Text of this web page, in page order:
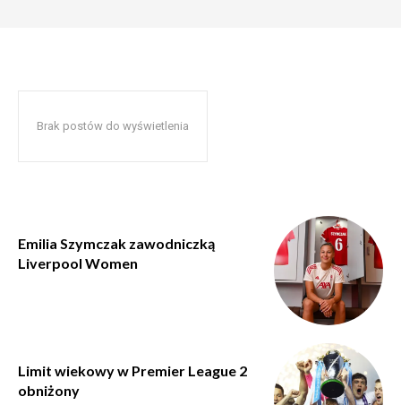
Brak postów do wyświetlenia
Emilia Szymczak zawodniczką
Liverpool Women
Limit wiekowy w Premier League 2
obniżony